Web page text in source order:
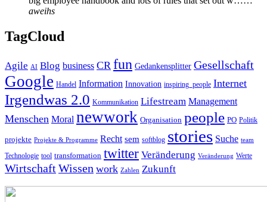
aweihs
TagCloud
Agile AI Blog business CR fun Gedankensplitter Gesellschaft
Google Handel Information Innovation inspiring_people Internet
Irgendwas 2.0 Kommunikation Lifestream Management
Menschen Moral newwork Organisation people PO Politik
projekte Projekte & Programme Recht sem softblog stories Suche team
Technologie tool transformation twitter Veränderung Veränderung Werte
WirtschaftWissen work Zahlen Zukunft